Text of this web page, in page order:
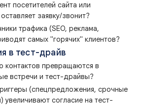
посетителей сайта или
заявку/звонит?
трафика (SEO, реклама,
самых "горячих" клиентов?
в тест-драйв
контактов превращаются в
встречи и тест-драйвы?
(спецпредложения, срочные
увеличивают согласие на тест-